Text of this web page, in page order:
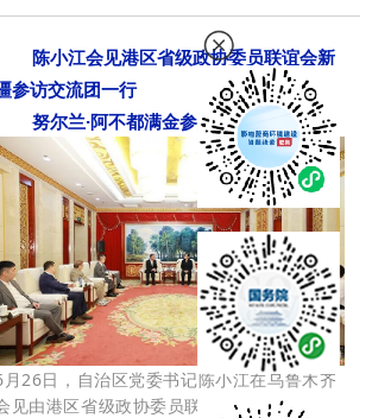
陈小江会见港区省级政协委员联谊会新
参访交流团一行
努尔兰·阿不都满金参加会见
月26日，自治区党委书记陈小江在乌鲁木齐
见由港区省级政协委员联谊会主席苏清栋、